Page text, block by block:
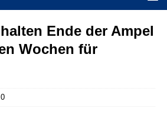
Ende der Ampel
Wochen für
0